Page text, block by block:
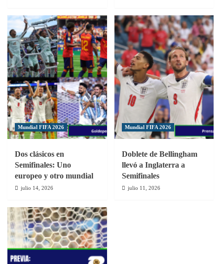
Mundial FIFA 2026
Dos clásicos en
Semifinales: Uno
europeo y otro mundial
julio 14, 2026
Mundial FIFA 2026
Doblete de Bellingham
llevó a Inglaterra a
Semifinales
julio 11, 2026